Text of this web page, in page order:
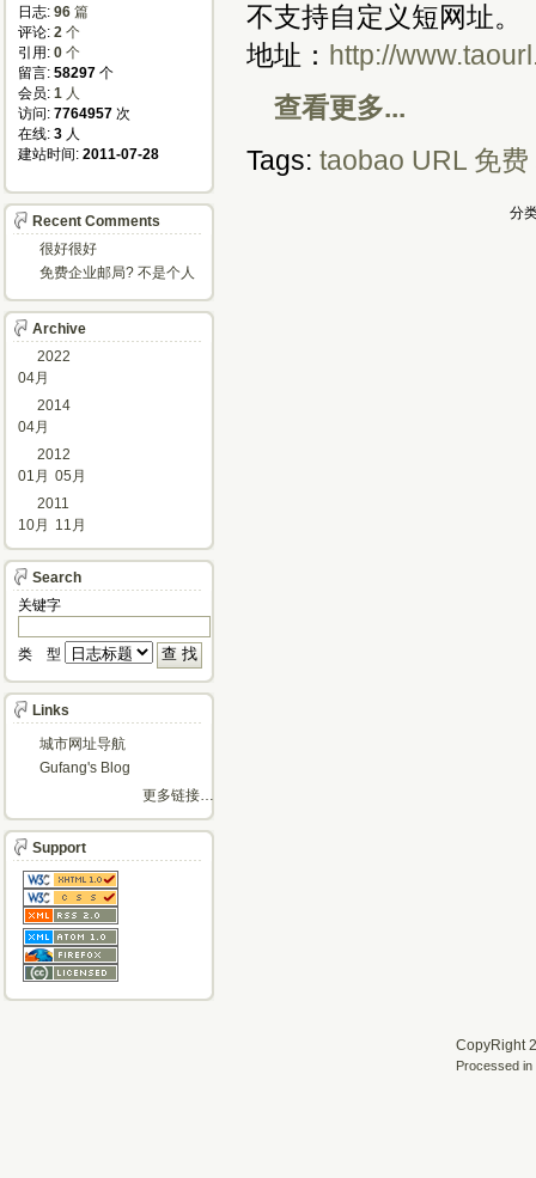
不支持自定义短网址。
地址： http://
查看更多...
Tags: taobao URL 免费
分
日志: 96 篇
评论: 2 个
引用: 0 个
留言: 58297 个
会员: 1 人
访问: 7764957 次
在线: 3 人
建站时间: 2011-07-28
Recent Comments
很好很好
免费企业邮局? 不是个人
Archive
2022
04月
2014
04月
2012
01月 05月
2011
10月
11月
Search
关键字
类 型
Links
城市网址导航
Gufang's Blog
更多链接…
Support
CopyRight
Processed in